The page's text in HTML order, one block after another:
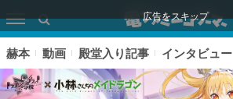
広告をスキップ
赫本 動画 殿堂入り記事 インタビュー